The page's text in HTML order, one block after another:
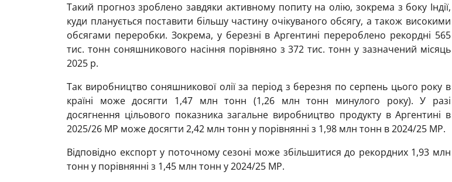
Такий прогноз зроблено завдяки активному попиту на олію, зокрема з боку Індії,
куди планується поставити більшу частину очікуваного обсягу, а також високими
обсягами переробки. Зокрема, у березні в Аргентині перероблено рекордні 565
тис. тонн соняшникового насіння порівняно з 372 тис. тонн у зазначений місяць
2025 р.
Так виробництво соняшникової олії за період з березня по серпень цього року в
країні може досягти 1,47 млн тонн (1,26 млн тонн минулого року). У разі
досягнення цільового показника загальне виробництво продукту в Аргентині в
2025/26 МР може досягти 2,42 млн тонн у порівнянні з 1,98 млн тонн в 2024/25 МР.
Відповідно експорт у поточному сезоні може збільшитися до рекордних 1,93 млн
тонн у порівнянні з 1,45 млн тонн у 2024/25 МР.